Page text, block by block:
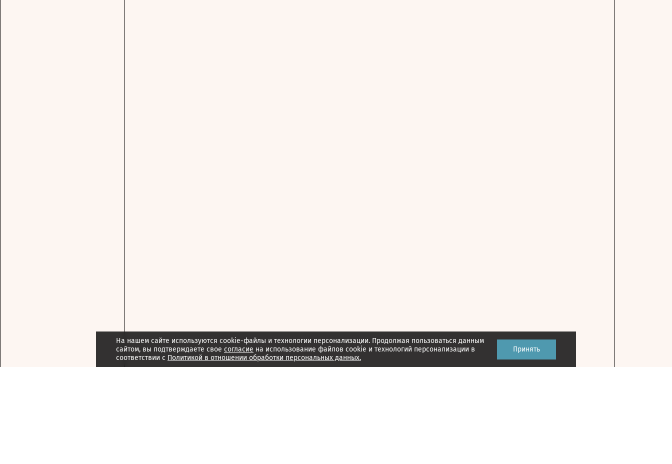
На нашем сайте используются cookie-файлы и технологии персонализации. Продолжая пользоваться данным
сайтом, вы подтверждаете свое согласие на использование файлов cookie и технологий персонализации в
соответствии с Политикой в отношении обработки персональных данных.
Принять